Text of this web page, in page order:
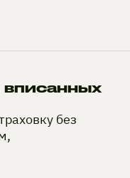
вписанных
без